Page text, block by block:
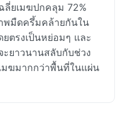
ลี่ยเมฆปกคลุม 72%
พมืดครึ้มคล้ายกันใน
ตรงเป็นหย่อมๆ และ
ะยาวนานสลับกับช่วง
มฆมากกว่าพื้นที่ในแผ่น